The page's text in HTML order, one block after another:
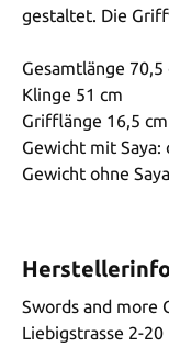
gestaltet. Die
Gesamtlänge 70,5
Klinge 51 cm
Grifflänge 16,5 cm
Gewicht mit Saya:
Gewicht ohne
Swords and more
Liebigstrasse 2-20